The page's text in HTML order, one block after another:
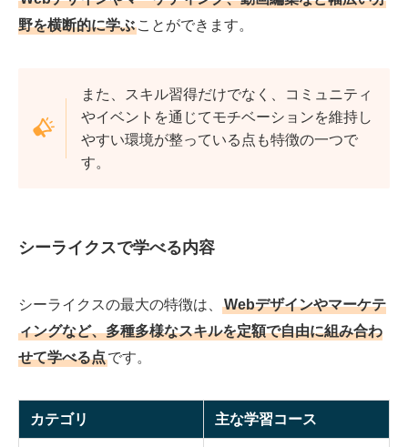
野を横断的に学ぶ ことができます。
また、スキル習得だけでなく、コミュニティ
やイベントを通じてモチベーションを維持し
やすい環境が整っている点も特徴の一つで
す。
シーライクスで学べる内容
シーライクスの最大の特徴は、
Webデザインやマーケテ
ィングなど、多種多様なスキルを定額で自由に組み合わ
せて学べる点です。
カテゴリ 主な学習コース